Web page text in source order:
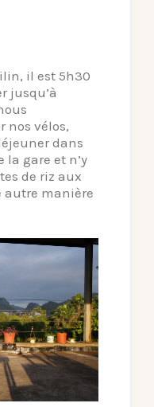
il est 5h30
jusqu’à
nos vélos,
dans
gare et n’y
de riz aux
autre manière